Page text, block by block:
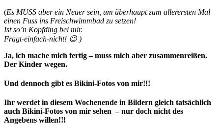
(Es MUSS aber ein Neuer sein, um überhaupt zum allerersten Mal
einen Fuss ins Freischwimmbad zu setzen!
Ist so’n Kopfding bei mir.
Fragt-einfach-nicht! 😉 )
Ja, ich mache mich fertig – muss mich aber zusammenreißen.
Der Kinder wegen.
Und dennoch gibt es Bikini-Fotos von mir!!!
Ihr werdet in diesem Wochenende in Bildern gleich tatsächlich
auch Bikini-Fotos von mir sehen – nur doch nicht des
Angebens willen!!!